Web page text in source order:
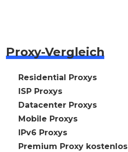
Proxy-Vergleich
🇩🇪 Residential Proxys
🇩🇪 ISP Proxys
🇩🇪 Datacenter Proxys
🇩🇪 Mobile Proxys
🇩🇪 IPv6 Proxys
⭐ Premium Proxy kostenlos